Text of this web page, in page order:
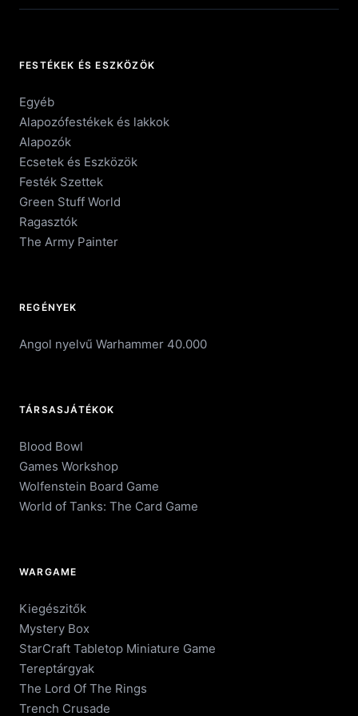
FESTÉKEK ÉS ESZKÖZÖK
Egyéb
Alapozófestékek és lakkok
Alapozók
Ecsetek és Eszközök
Festék Szettek
Green Stuff World
Ragasztók
The Army Painter
REGÉNYEK
Angol nyelvű Warhammer 40.000
TÁRSASJÁTÉKOK
Blood Bowl
Games Workshop
Wolfenstein Board Game
World of Tanks: The Card Game
WARGAME
Kiegészitők
Mystery Box
StarCraft Tabletop Miniature Game
Tereptárgyak
The Lord Of The Rings
Trench Crusade